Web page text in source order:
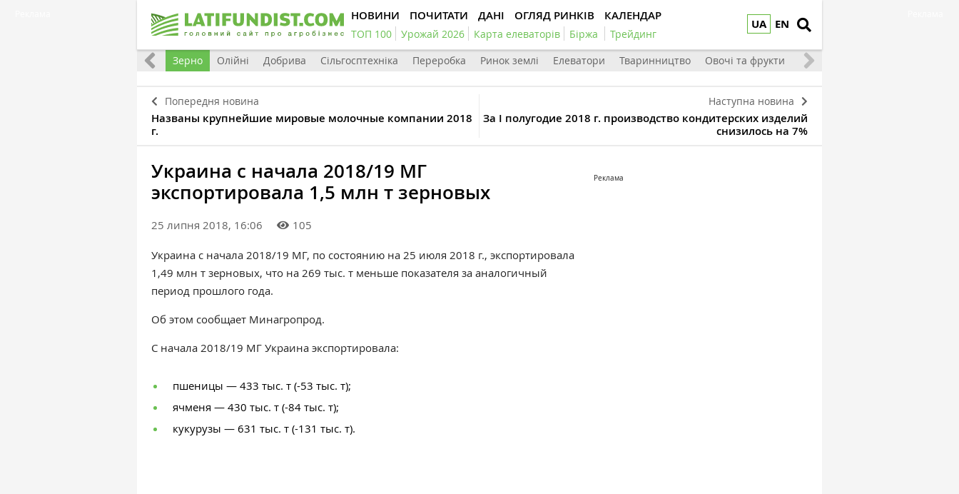
UA EN
НОВИНИ ПОЧИТАТИ ДАНІ ОГЛЯД РИНКІВ КАЛЕНДАР
ТОП 100 Урожай 2026 Карта елеваторів Біржа Трейдинг
Світ Зерно Олійні Добрива Сільгосптехніка Переробка Ринок землі Елеватори Тваринництво Овочі та фрукти
Попередня новина
Названы крупнейшие мировые молочные компании 2018
г.
Наступна новина
За I полугодие 2018 г. производство кондитерских изделий
снизилось на 7%
Украина с начала 2018/19 МГ
экспортировала 1,5 млн т зерновых
25 липня 2018, 16:06 105
Украина с начала 2018/19 МГ, по состоянию на 25 июля 2018 г., экспортировала
1,49 млн т зерновых, что на 269 тыс. т меньше показателя за аналогичный
период прошлого года.
Об этом сообщает Минагропрод.
С начала 2018/19 МГ Украина экспортировала:
пшеницы — 433 тыс. т (-53 тыс. т);
ячменя — 430 тыс. т (-84 тыс. т);
кукурузы — 631 тыс. т (-131 тыс. т).
Реклама